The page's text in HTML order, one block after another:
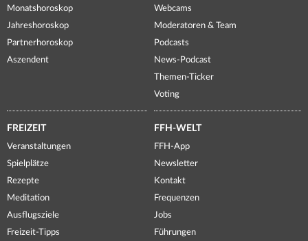
Monatshoroskop
Jahreshoroskop
Partnerhoroskop
Aszendent
Webcams
Moderatoren & Team
Podcasts
News-Podcast
Themen-Ticker
Voting
FREIZEIT
Veranstaltungen
Spielplätze
Rezepte
Meditation
Ausflugsziele
Freizeit-Tipps
FFH-WELT
FFH-App
Newsletter
Kontakt
Frequenzen
Jobs
Führungen